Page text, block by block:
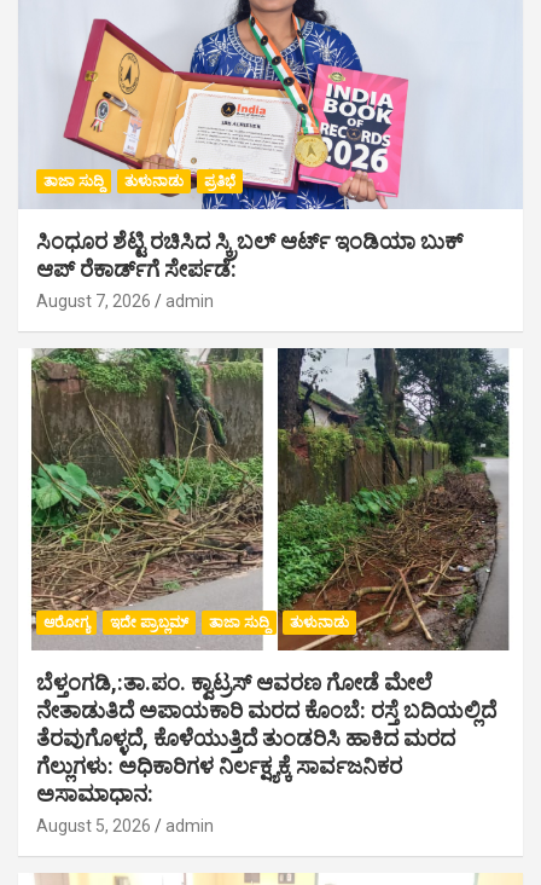
ತಾಜಾ ಸುದ್ದಿ ತುಳುನಾಡು ಪ್ರತಿಭೆ
ಸಿಂಧೂರ ಶೆಟ್ಟಿ ರಚಿಸಿದ ಸ್ಕ್ರಿಬಲ್ ಆರ್ಟ್ ಇಂಡಿಯಾ ಬುಕ್
ಆಪ್ ರೆಕಾರ್ಡ್‌ಗೆ ಸೇರ್ಪಡೆ:
August 7, 2026 admin
ಆರೋಗ್ಯ ಇದೇ ಪ್ರಾಬ್ಲಮ್ ತಾಜಾ ಸುದ್ದಿ ತುಳುನಾಡು
ಬೆಳ್ತಂಗಡಿ,:ತಾ.ಪಂ‌. ಕ್ವಾಟ್ರಸ್ ಆವರಣ ಗೋಡೆ ಮೇಲೆ
ನೇತಾಡುತಿದೆ ಅಪಾಯಕಾರಿ ಮರದ ಕೊಂಬೆ: ರಸ್ತೆ ಬದಿಯಲ್ಲಿದೆ
ತೆರವುಗೊಳ್ಳದೆ, ಕೊಳೆಯುತ್ತಿದೆ ತುಂಡರಿಸಿ ಹಾಕಿದ ಮರದ
ಗೆಲ್ಲುಗಳು: ಅಧಿಕಾರಿಗಳ ನಿರ್ಲಕ್ಷ್ಯಕ್ಕೆ ಸಾರ್ವಜನಿಕರ
ಅಸಾಮಾಧಾನ:
August 5, 2026 admin